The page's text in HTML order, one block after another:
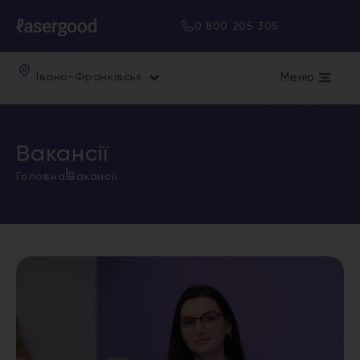
0 800 205 305
Івано-Франківськ Меню
Вакансії
Головна Вакансії